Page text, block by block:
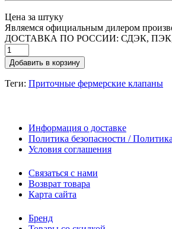
Цена за штуку
Являемся официальным дилером
ДОСТАВКА ПО РОССИИ: СДЭК, ПЭК,
Добавить в корзину
Теги: Приточные фермерские клапаны
Информация о доставке
Политика безопасности /
Условия соглашения
Связаться с нами
Возврат товара
Карта сайта
Бренд